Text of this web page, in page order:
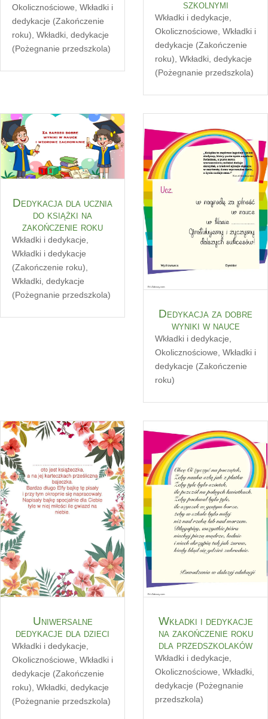
Okolicznościowe Wkładki i
dedykacje (Zakończenie
roku) Wkładki, dedykacje
(Pożegnanie przedszkola)
szkolnymi
Wkładki i dedykacje
Okolicznościowe Wkładki i
dedykacje (Zakończenie
roku) Wkładki, dedykacje
(Pożegnanie przedszkola)
Dedykacja dla ucznia
do książki na
zakończenie roku
Wkładki i dedykacje,
Wkładki i dedykacje
(Zakończenie roku),
Wkładki, dedykacje
(Pożegnanie przedszkola)
Dedykacja za dobre
wyniki w nauce
Wkładki i dedykacje
Okolicznościowe Wkładki i
dedykacje (Zakończenie
roku)
Uniwersalne
dedykacje dla dzieci
Wkładki i dedykacje
Okolicznościowe Wkładki i
dedykacje (Zakończenie
roku) Wkładki, dedykacje
(Pożegnanie przedszkola)
Wkładki i dedykacje
na zakończenie roku
dla przedszkolaków
Wkładki i dedykacje
Okolicznościowe Wkładki,
dedykacje (Pożegnanie
przedszkola)